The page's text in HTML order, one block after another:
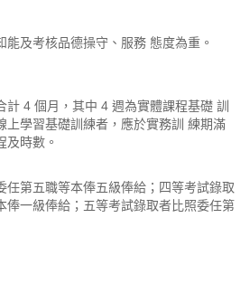
能及考核品德操守、服務 態度為重。
計 4 個月，其中 4 週為實體課程基礎 訓
上學習基礎訓練者，應於實務訓 練期滿
及時數。
任第五職等本俸五級俸給；四等考試錄取
俸一級俸給；五等考試錄取者比照委任第